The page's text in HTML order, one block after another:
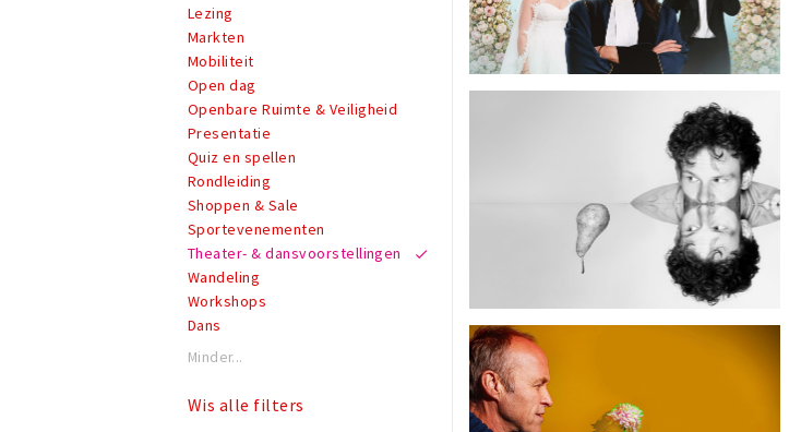
Lezing
Markten
Mobiliteit
Open dag
Openbare Ruimte & Veiligheid
Presentatie
Quiz en spellen
Rondleiding
Shoppen & Sale
Sportevenementen
Theater- & dansvoorstellingen
Wandeling
Workshops
Dans
Minder...
Wis alle filters